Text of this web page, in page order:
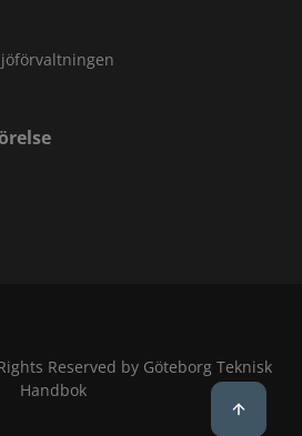
Reserved by Göteborg Teknisk
Handbok
Back to